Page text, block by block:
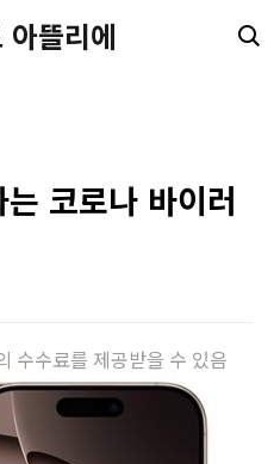
아뜰리에
코로나 바이러